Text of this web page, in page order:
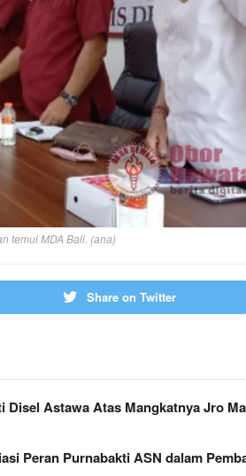
temui MDA Bali. (ana)
Share on Twitter
Astawa Atas Mangkatnya Jro
Peran Purnabakti ASN dalam